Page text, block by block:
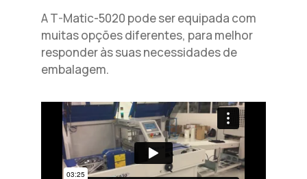
A T-Matic-5020 pode ser equipada com
muitas opções diferentes, para melhor
responder às suas necessidades de
embalagem.